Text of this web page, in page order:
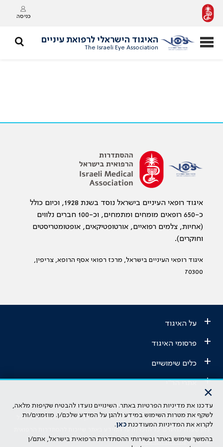
כניסה
האיגוד הישראלי לרפואת עיניים
The Israeli Eye Association
איגוד רופאי העיניים בישראל נוסד בשנת 1928, וכיום כולל
כ-650 רופאים מומחים ומתמחים, וכ-100 חברים נלווים
(אחיות, צלמים רפואיים, אורטופטיקאים, אופטומטריסטים
וחוקרים).
איגוד רופאי העיניים בישראל, מרכז רפואי אסף הרופא, צריפין,
70300
+ על האיגוד
+ פרסומי האיגוד
+ כלים שימושיים
+
הבהרה משפטית: כל נושא המופיע באתר זה נועד להשכלה בלבד ואין לראות
בו ייעוץ רפואי או משפטי. אין הר"י אחראית לתוכן המתפרסם באתר זה ולכל
נזק שעלול להיגרם. כל הזכויות על המידע באתר שייכות להסתדרות הרפואית
בישראל.מדיניות הפרטיות
×
עדכנו את מדיניות הפרטיות באתר. השינויים נועדו להבטיח שקיפות מלאה,
לשקף את מטרות השימוש במידע ולהגן על המידע שלכם/ן. מוזמנים/ות
לקרוא את המדיניות המעודכנת כאן.
בהמשך שימוש באתר ובשירותי ההסתדרות הרפואית בישראל, אתם/ן